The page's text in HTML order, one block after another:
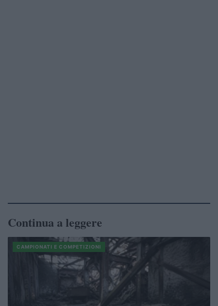
Continua a leggere
CAMPIONATI E COMPETIZIONI